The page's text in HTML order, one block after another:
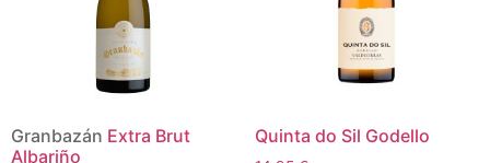
Granbazán Extra Brut
Albariño
Quinta do Sil Godello